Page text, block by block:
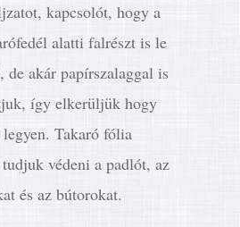
kapcsolót, hogy a
alatti falrészt is le
de akár papírszalaggal is
így elkerüljük hogy
legyen. Takaró fólia
védeni a padlót, az
és az bútorokat.